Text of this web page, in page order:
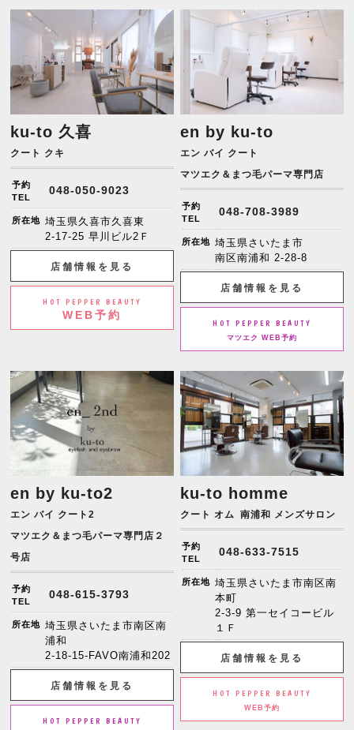
ku-to 久喜
クート クキ
予約
TEL
048-050-9023
所在地 埼玉県久喜市久喜東
2-17-25 早川ビル2Ｆ
店舗情報を見る
HOT PEPPER BEAUTY
WEB予約
en by ku-to
エン バイ クート
マツエク＆まつ毛パーマ専門店
予約
TEL
048-708-3989
所在地 埼玉県さいたま市
南区南浦和 2-28-8
店舗情報を見る
HOT PEPPER BEAUTY
マツエク WEB予約
en by ku-to2
エン バイ クート2
マツエク＆まつ毛パーマ専門店２
号店
予約
TEL
048-615-3793
所在地 埼玉県さいたま市南区南
浦和
2-18-15-FAVO南浦和202
店舗情報を見る
HOT PEPPER BEAUTY
ku-to homme
クート オム 南浦和 メンズサロン
予約
TEL
048-633-7515
所在地 埼玉県さいたま市南区南
本町
2-3-9 第一セイコービル
１Ｆ
店舗情報を見る
HOT PEPPER BEAUTY
WEB予約